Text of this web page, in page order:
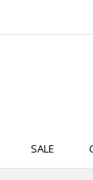
SALE